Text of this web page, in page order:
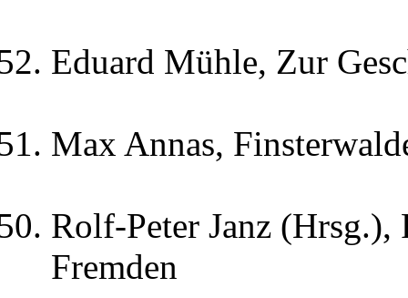
Eduard Mühle, Zur
Max Annas,
Rolf-Peter Janz (Hrsg.),
Fremden